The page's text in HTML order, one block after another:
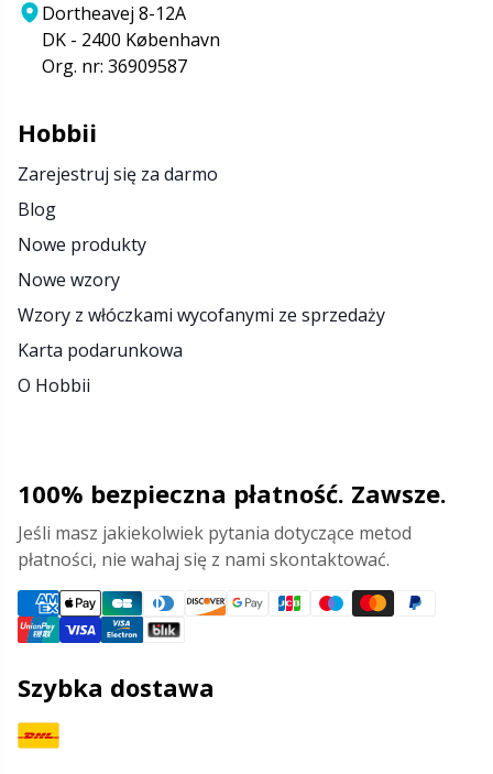
Dortheavej 8-12A
DK - 2400 København
Org. nr: 36909587
Hobbii
Zarejestruj się za darmo
Blog
Nowe produkty
Nowe wzory
Wzory z włóczkami wycofanymi ze sprzedaży
Karta podarunkowa
O Hobbii
100% bezpieczna płatność. Zawsze.
Jeśli masz jakiekolwiek pytania dotyczące metod
płatności, nie wahaj się z nami skontaktować.
Szybka dostawa